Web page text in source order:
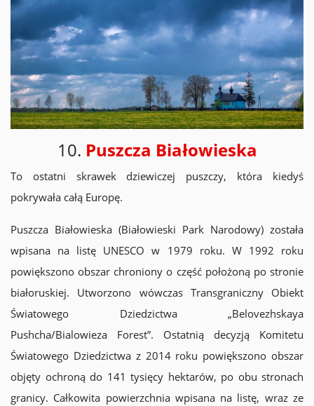
10. Puszcza Białowieska
To ostatni skrawek dziewiczej puszczy, która kiedyś
pokrywała całą Europę.
Puszcza Białowieska (Białowieski Park Narodowy) została
wpisana na listę UNESCO w 1979 roku. W 1992 roku
powiększono obszar chroniony o część położoną po stronie
białoruskiej. Utworzono wówczas Transgraniczny Obiekt
Światowego Dziedzictwa „Belovezhskaya
Pushcha/Bialowieza Forest”. Ostatnią decyzją Komitetu
Światowego Dziedzictwa z 2014 roku powiększono obszar
objęty ochroną do 141 tysięcy hektarów, po obu stronach
granicy. Całkowita powierzchnia wpisana na listę, wraz ze